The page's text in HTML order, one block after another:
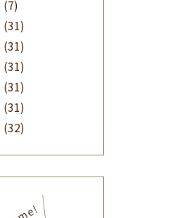
(7)
(31)
(31)
(31)
(31)
(31)
(32)
(32)